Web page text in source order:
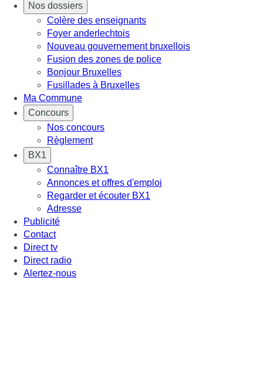
Nos dossiers
Colère des enseignants
Foyer anderlechtois
Nouveau gouvernement bruxellois
Fusion des zones de police
Bonjour Bruxelles
Fusillades à Bruxelles
Ma Commune
Concours
Nos concours
Règlement
BX1
Connaître BX1
Annonces et offres d'emploi
Regarder et écouter BX1
Adresse
Publicité
Contact
Direct tv
Direct radio
Alertez-nous